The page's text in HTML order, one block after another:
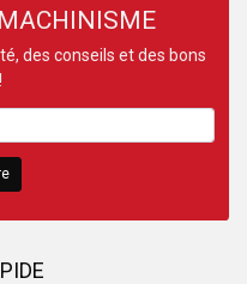
des conseils et des bons